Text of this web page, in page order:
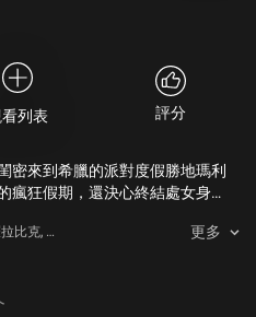
列表 評分
密來到希臘的派對度假勝地瑪利
瘋狂假期，還決心終結處女身
身，她對性愛的幻想與期盼亦隨
比克, 森
更多